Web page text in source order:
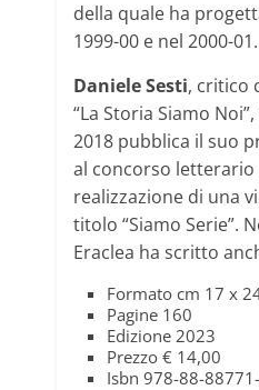
della quale ha
1999-00 e nel 2000-
Daniele Sesti, critico
“La Storia Siamo
2018 pubblica il suo
al concorso letterario
realizzazione di una
titolo “Siamo Serie”.
Eraclea ha scritto
Formato cm 17 x
Pagine 160
Edizione 2023
Prezzo € 14,00
Isbn 978-88-